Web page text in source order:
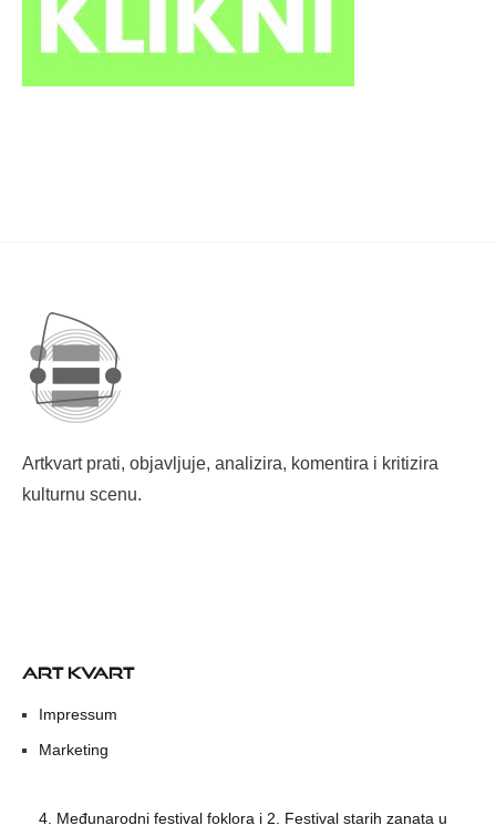
Artkvart prati, objavljuje, analizira, komentira i kritizira
kulturnu scenu.
ART KVART
Impressum
Marketing
4. Međunarodni festival foklora i 2. Festival starih zanata u